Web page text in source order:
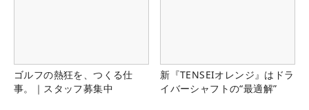
ゴルフの熱狂を、つくる仕
事。｜スタッフ募集中
新『TENSEIオレンジ』はドラ
イバーシャフトの“最適解”